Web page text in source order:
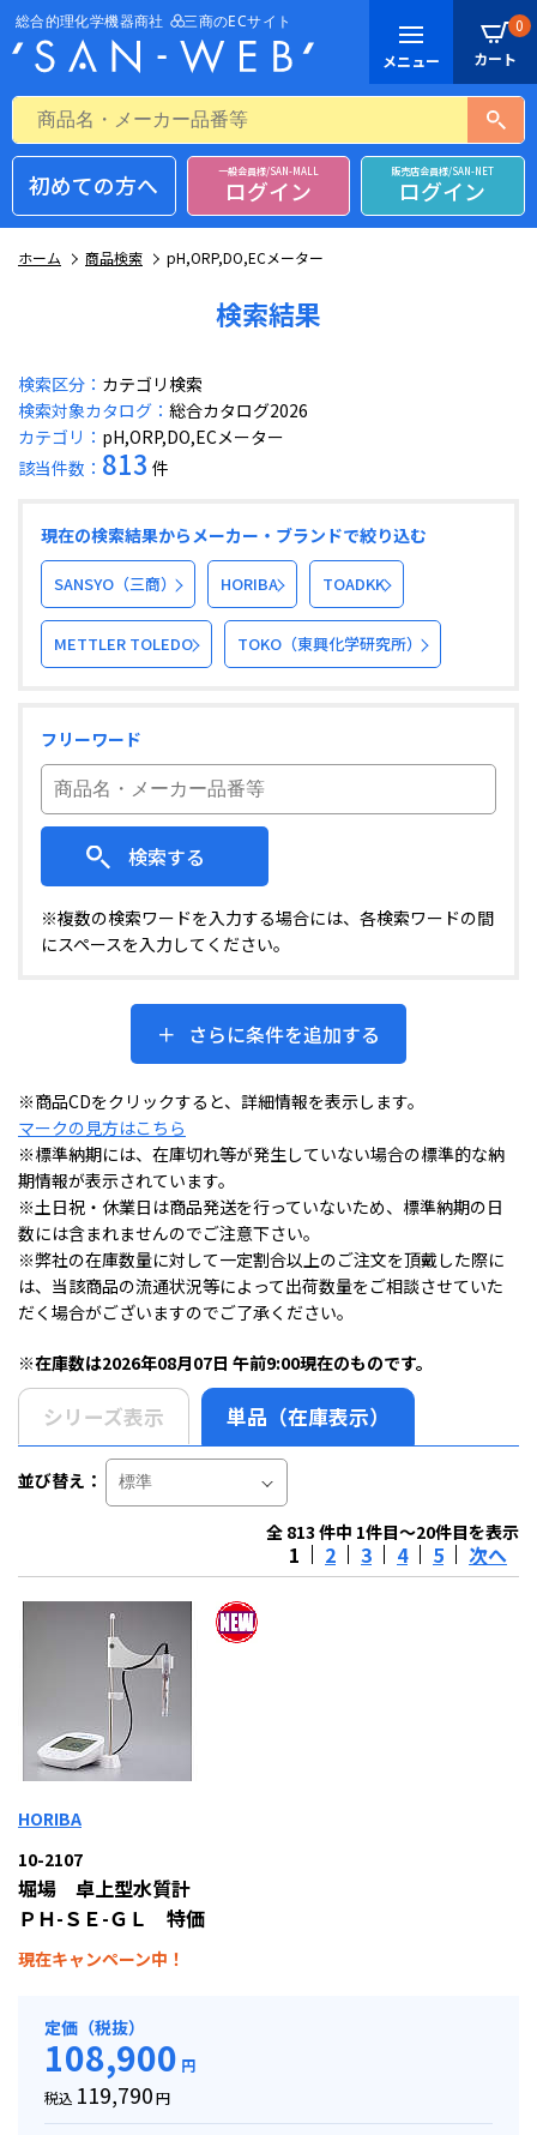
0
初めての方へ 一般会員様/SAN-MALL
ログイン
販売店会員様/SAN-NET
ログイン
ホーム 商品検索 pH,ORP,DO,ECメーター
検索結果
検索区分： カテゴリ検索
検索対象カタログ： 総合カタログ2026
カテゴリ： pH,ORP,DO,ECメーター
該当件数： 813 件
現在の検索結果からメーカー・ブランドで絞り込む
SANSYO（三商） HORIBA TOADKK
METTLER TOLEDO TOKO（東興化学研究所）
フリーワード
検索する
※複数の検索ワードを入力する場合には、各検索ワードの間
にスペースを入力してください。
さらに条件を追加する
※商品CDをクリックすると、詳細情報を表示します。
マークの見方はこちら
※標準納期には、在庫切れ等が発生していない場合の標準的な納
期情報が表示されています。
※土日祝・休業日は商品発送を行っていないため、標準納期の日
数には含まれませんのでご注意下さい。
※弊社の在庫数量に対して一定割合以上のご注文を頂戴した際に
は、当該商品の流通状況等によって出荷数量をご相談させていた
だく場合がございますのでご了承ください。
※在庫数は2026年08月07日 午前9:00現在のものです。
シリーズ表示 単品（在庫表示）
並び替え：
全 813 件中 1件目～20件目を表示
1 2 3 4 5 次へ
HORIBA
10-2107
堀場 卓上型水質計
ＰＨ-ＳＥ-ＧＬ 特価
現在キャンペーン中！
定価（税抜）
108,900 円
税込 119,790円